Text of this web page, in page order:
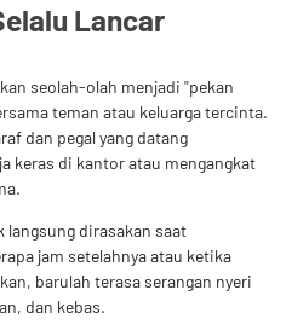
Lancar
seolah-olah menjadi "pekan
teman atau keluarga tercinta.
dan pegal yang datang
keras di kantor atau mengangkat
langsung dirasakan saat
jam setelahnya atau ketika
barulah terasa serangan nyeri
dan kebas.